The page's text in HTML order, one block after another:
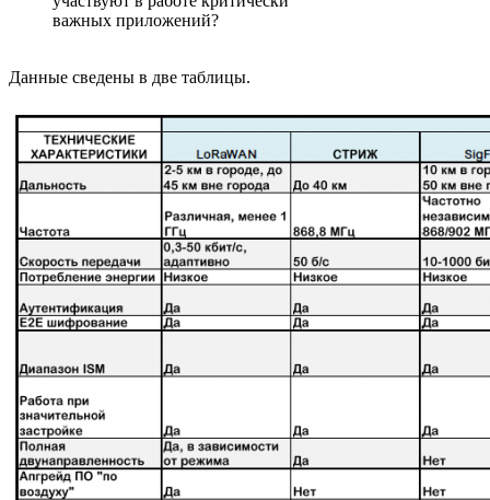
важных приложений?
Данные сведены в две таблицы.